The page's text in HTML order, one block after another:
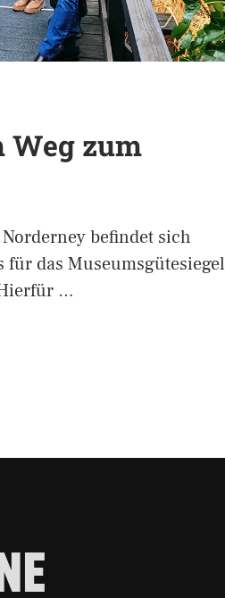
Weg zum
befindet sich
für das Museumsgütesiegel
…